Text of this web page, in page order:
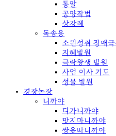
통알
공양작법
상강례
독송용
소원성취 장애극
지혜발원
극락왕생 발원
사업 이사 기도
성불 발원
경장논장
니까야
디가니까야
맛지마니까야
쌍윳따니까야